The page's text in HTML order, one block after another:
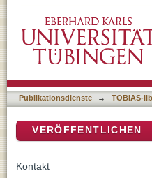
Publikationsdienste → TOBIAS-
VERÖFFENTLICHEN
Kontakt